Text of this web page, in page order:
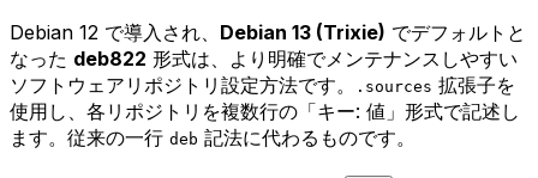
Debian 12 で導入され、 Debian 13 (Trixie) でデフォルトと
なった deb822 形式は、より明確でメンテナンスしやすい
ソフトウェアリポジトリ設定方法です。
.sources 拡張子を
使用し、各リポジトリを複数行の「キー: 値」形式で記述し
ます。従来の一行 deb 記法に代わるものです。